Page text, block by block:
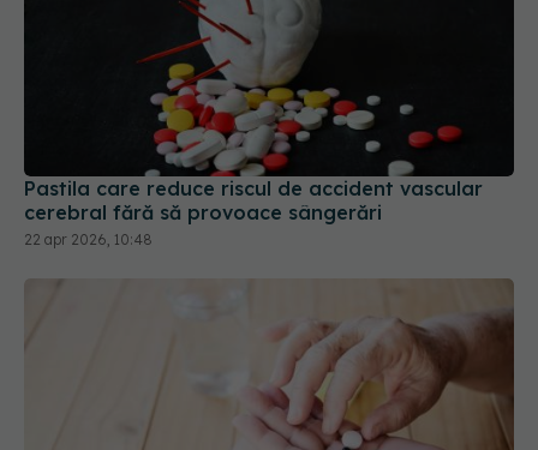
Pastila care reduce riscul de accident vascular
cerebral fără să provoace sângerări
22 apr 2026, 10:48